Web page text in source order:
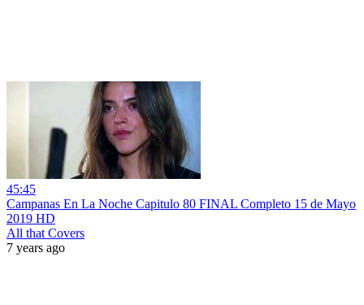
45:45
Campanas En La Noche Capitulo 80 FINAL Completo 15 de Mayo
2019 HD
All that Covers
7 years ago